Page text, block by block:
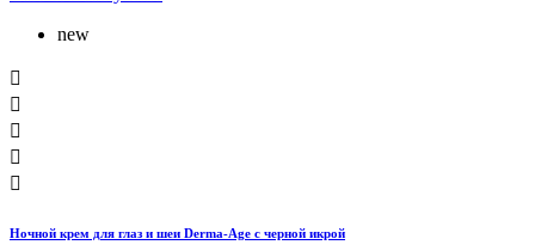
new





Ночной крем для глаз и шеи Derma-Age с черной икрой